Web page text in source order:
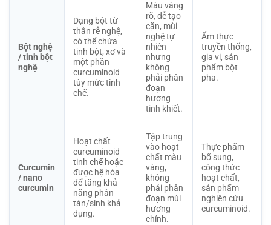
Bột nghệ
/ tinh bột
nghệ
Dạng bột từ
thân rễ nghệ,
có thể chứa
tinh bột, xơ và
một phần
curcuminoid
tùy mức tinh
chế.
Màu vàng
rõ, dễ tạo
cặn, mùi
nghệ tự
nhiên
nhưng
không
phải phân
đoạn
hương
tinh khiết.
Ẩm thực
truyền thống,
gia vị, sản
phẩm bột
pha.
Curcumin
/ nano
curcumin
Hoạt chất
curcuminoid
tinh chế hoặc
được hệ hóa
để tăng khả
năng phân
tán/sinh khả
dụng.
Tập trung
vào hoạt
chất màu
vàng,
không
phải phân
đoạn mùi
hương
chính.
Thực phẩm
bổ sung,
công thức
hoạt chất,
sản phẩm
nghiên cứu
curcuminoid.